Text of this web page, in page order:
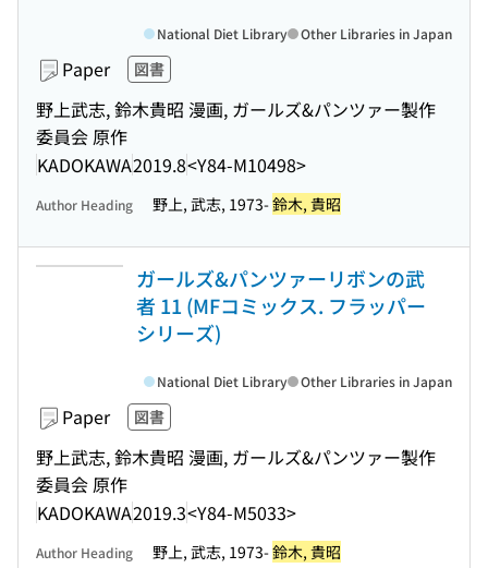
Paper 図書
野上武志, 鈴木貴昭 漫画, ガールズ&パンツァー製作
委員会 原作
KADOKAWA2019.8<Y84-M10498>
National Diet Library Other Libraries in Japan
Author Heading 野上, 武志, 1973-鈴木, 貴昭
ガールズ&パンツァーリボンの武
者 11 (MFコミックス. フラッパー
シリーズ)
Paper 図書
野上武志, 鈴木貴昭 漫画, ガールズ&パンツァー製作
委員会 原作
KADOKAWA2019.3<Y84-M5033>
National Diet Library Other Libraries in Japan
Author Heading 野上, 武志, 1973-鈴木, 貴昭